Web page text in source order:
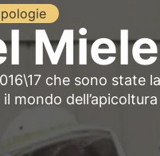
Miele
che sono state
mondo